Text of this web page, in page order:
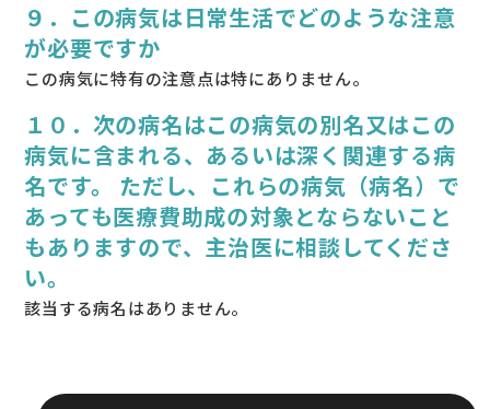
９．この病気は日常生活でどのような注意
が必要ですか
この病気に特有の注意点は特にありません。
１０．次の病名はこの病気の別名又はこの
病気に含まれる、あるいは深く関連する病
名です。 ただし、これらの病気（病名）で
あっても医療費助成の対象とならないこと
もありますので、主治医に相談してくださ
い。
該当する病名はありません。